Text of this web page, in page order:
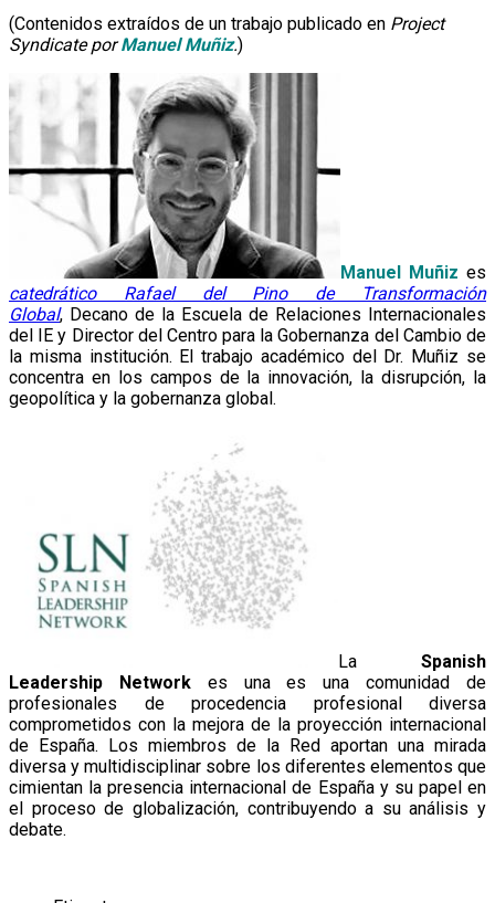
(Contenidos extraídos de un trabajo publicado en Project
Syndicate porManuel Muñiz.)
Manuel Muñiz es
catedrático Rafael del Pino de Transformación
Global, Decano de la Escuela de Relaciones Internacionales
del IE y Director del Centro para la Gobernanza del Cambio de
la misma institución. El trabajo académico del Dr. Muñiz se
concentra en los campos de la innovación, la disrupción, la
geopolítica y la gobernanza global.
La Spanish
Leadership Networkes una es una comunidad de
profesionales de procedencia profesional diversa
comprometidos con la mejora de la proyección internacional
de España. Los miembros de la Red aportan una mirada
diversa y multidisciplinar sobre los diferentes elementos que
cimientan la presencia internacional de España y su papel en
el proceso de globalización, contribuyendo a su análisis y
debate.